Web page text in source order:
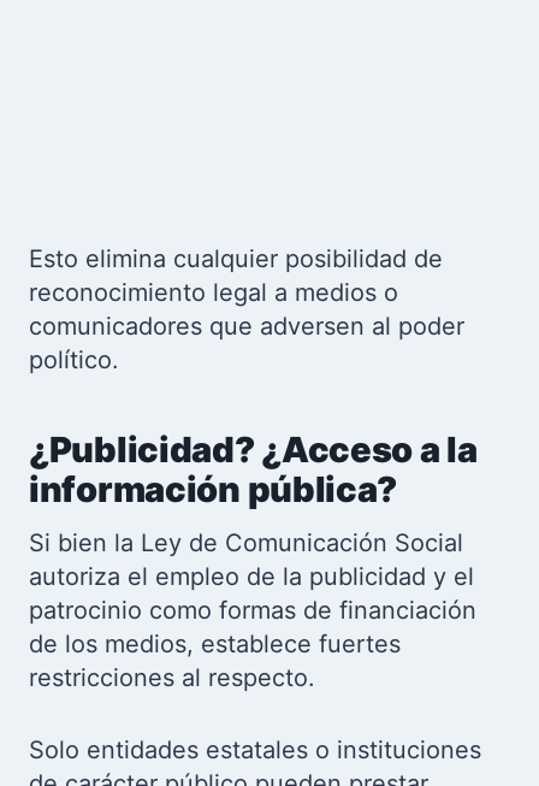
Esto elimina cualquier posibilidad de
reconocimiento legal a medios o
comunicadores que adversen al poder
político.
¿Publicidad? ¿Acceso a la
información pública?
Si bien la Ley de Comunicación Social
autoriza el empleo de la publicidad y el
patrocinio como formas de financiación
de los medios, establece fuertes
restricciones al respecto.
Solo entidades estatales o instituciones